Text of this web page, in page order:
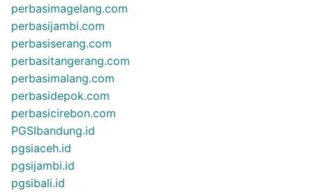
perbasimagelang.com
perbasijambi.com
perbasiserang.com
perbasitangerang.com
perbasimalang.com
perbasidepok.com
perbasicirebon.com
PGSIbandung.id
pgsiaceh.id
pgsijambi.id
pgsibali.id